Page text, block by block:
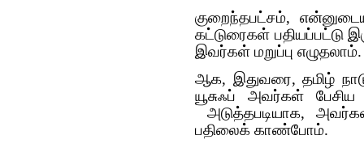
குறைந்தபட்சம்,
கட்டுரைகள்
இவர்கள் மறுப்பு
ஆக, இதுவரை, தமிழ்
யூசுஃப் அவர்கள்
அடுத்தபடியாக,
பதிலைக் காண்போம்.